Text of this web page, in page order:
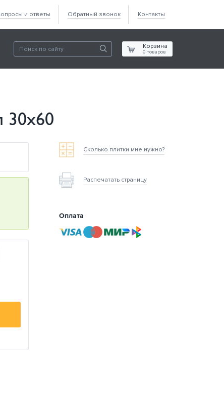
и ответы Обратный звонок Контакты
Корзина
0 товаров
30х60
Сколько плитки мне нужно?
Распечатать страницу
Оплата